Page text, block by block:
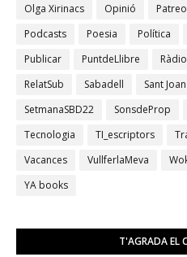
Olga Xirinacs
Opinió
Podcasts
Poesia Política
Publicar
PuntdeLlibre Ràdio
RelatSub
Sabadell Sant Joan
SetmanaSBD22
SonsdeProp
Tecnologia
TI_escriptors
Vacances
VullferlaMeva
YA books
T'AGRADA EL